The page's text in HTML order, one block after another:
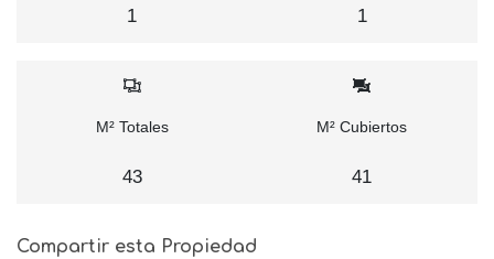
1 1
M² Totales
43
M² Cubiertos
41
Compartir esta Propiedad